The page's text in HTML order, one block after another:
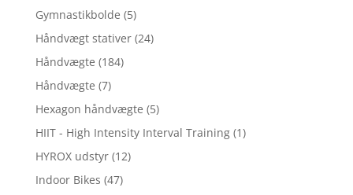
Gymnastikbolde (5)
Håndvægt stativer (24)
Håndvægte (184)
Håndvægte (7)
Hexagon håndvægte (5)
HIIT - High Intensity Interval Training (1)
HYROX udstyr (12)
Indoor Bikes (47)